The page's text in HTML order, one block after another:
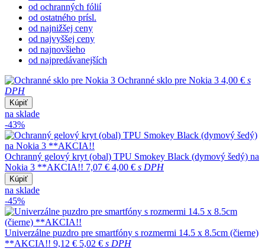
od ochranných fólií
od ostatného prísl.
od najnižšej ceny
od najvyššej ceny
od najnovšieho
od najpredávanejších
Ochranné sklo pre Nokia 3 4,00 € s
DPH
Kúpiť
na sklade
-43%
Ochranný gelový kryt (obal) TPU Smokey Black (dymový šedý) na
Nokia 3 **AKCIA!! 7,07 € 4,00 € s DPH
Kúpiť
na sklade
-45%
Univerzálne puzdro pre smartfóny s rozmermi 14.5 x 8.5cm (čierne)
**AKCIA!! 9,12 € 5,02 € s DPH